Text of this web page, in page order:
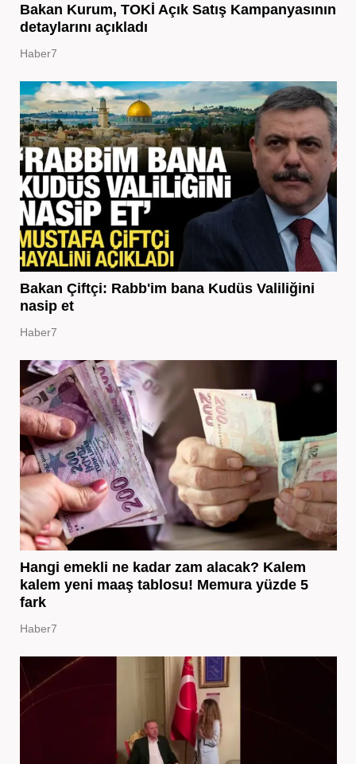
Bakan Kurum, TOKİ Açık Satış Kampanyasının
detaylarını açıkladı
Haber7
Bakan Çiftçi: Rabb'im bana Kudüs Valiliğini
nasip et
Haber7
Hangi emekli ne kadar zam alacak? Kalem
kalem yeni maaş tablosu! Memura yüzde 5
fark
Haber7